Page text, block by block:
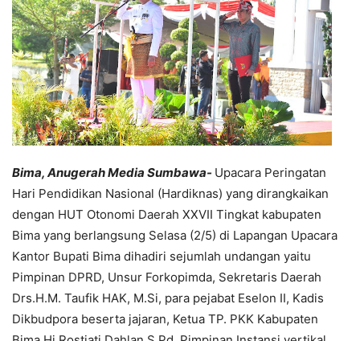
Bima, Anugerah Media Sumbawa- Upacara Peringatan
Hari Pendidikan Nasional (Hardiknas) yang dirangkaikan
dengan HUT Otonomi Daerah XXVII Tingkat kabupaten
Bima yang berlangsung Selasa (2/5) di Lapangan Upacara
Kantor Bupati Bima dihadiri sejumlah undangan yaitu
Pimpinan DPRD, Unsur Forkopimda, Sekretaris Daerah
Drs.H.M. Taufik HAK, M.Si, para pejabat Eselon II, Kadis
Dikbudpora beserta jajaran, Ketua TP. PKK Kabupaten